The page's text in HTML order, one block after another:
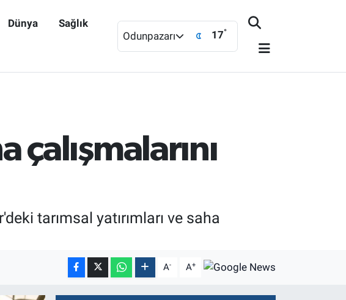
Dünya Sağlık
Odunpazarı 17°
çalışmalarını
tarımsal yatırımları ve saha
A- A+